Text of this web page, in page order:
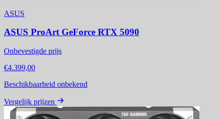
ASUS
ASUS ProArt GeForce RTX 5090
Onbevestigde prijs
€4.399,00
Beschikbaarheid onbekend
Vergelijk prijzen